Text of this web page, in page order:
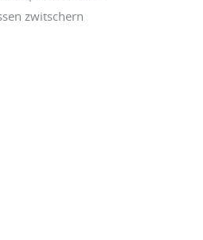
zwitschern